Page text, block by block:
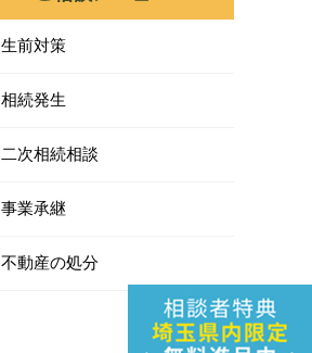
生前対策
相続発生
二次相続相談
事業承継
不動産の処分